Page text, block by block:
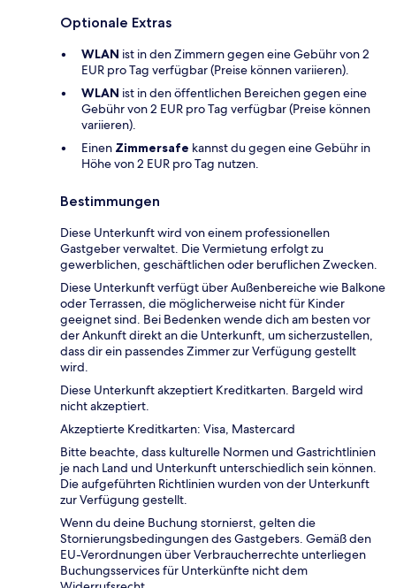
Optionale Extras
WLAN ist in den Zimmern gegen eine Gebühr von 2
EUR pro Tag verfügbar (Preise können variieren).
WLAN ist in den öffentlichen Bereichen gegen eine
Gebühr von 2 EUR pro Tag verfügbar (Preise können
variieren).
Einen Zimmersafe kannst du gegen eine Gebühr in
Höhe von 2 EUR pro Tag nutzen.
Bestimmungen
Diese Unterkunft wird von einem professionellen
Gastgeber verwaltet. Die Vermietung erfolgt zu
gewerblichen, geschäftlichen oder beruflichen Zwecken.
Diese Unterkunft verfügt über Außenbereiche wie Balkone
oder Terrassen, die möglicherweise nicht für Kinder
geeignet sind. Bei Bedenken wende dich am besten vor
der Ankunft direkt an die Unterkunft, um sicherzustellen,
dass dir ein passendes Zimmer zur Verfügung gestellt
wird.
Diese Unterkunft akzeptiert Kreditkarten. Bargeld wird
nicht akzeptiert.
Akzeptierte Kreditkarten: Visa, Mastercard
Bitte beachte, dass kulturelle Normen und Gastrichtlinien
je nach Land und Unterkunft unterschiedlich sein können.
Die aufgeführten Richtlinien wurden von der Unterkunft
zur Verfügung gestellt.
Wenn du deine Buchung stornierst, gelten die
Stornierungsbedingungen des Gastgebers. Gemäß den
EU-Verordnungen über Verbraucherrechte unterliegen
Buchungsservices für Unterkünfte nicht dem